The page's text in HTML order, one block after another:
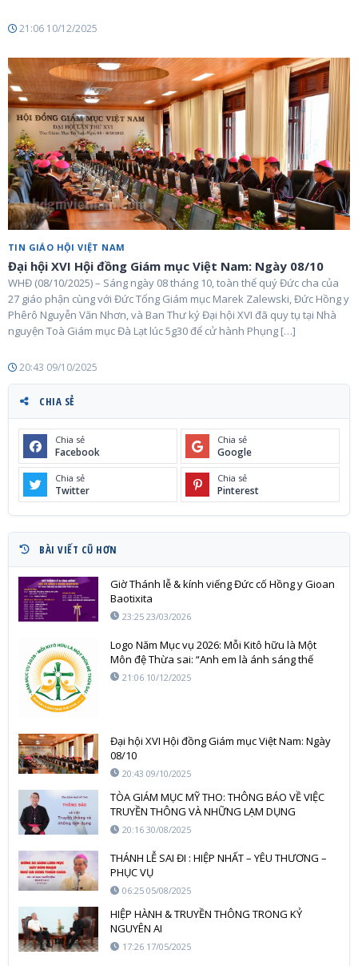
21:06 10/12/2025
TIN GIÁO HỘI VIỆT NAM
Đại hội XVI Hội đồng Giám mục Việt Nam: Ngày 08/10
WHĐ (08/10/2025) – Sáng ngày 08 tháng 10, toàn thể quý Đức cha của
27 giáo phận cùng với Đức Tổng Giám mục Marek Zalewski, Đức Hồng y
Phêrô Nguyễn Văn Nhơn, và Ban Thư ký Đại hội XVI đã quy tụ tại Nhà
nguyện Toà Giám mục Đà Lạt lúc 5g30 để cử hành Phụng […]
20:43 09/10/2025
CHIA SẺ
Chia sẻ
Facebook
Chia sẻ
Google
Chia sẻ
Twitter
Chia sẻ
Pinterest
BÀI VIẾT CŨ HƠN
Giờ Thánh lễ & kính viếng Đức cố Hồng y Gioan
Baotixita
23:25 23/03/2026
Logo Năm Mục vụ 2026: Mỗi Kitô hữu là Một
Môn đệ Thừa sai: “Anh em là ánh sáng thế
gian” (Mt 5,14)
21:06 10/12/2025
Đại hội XVI Hội đồng Giám mục Việt Nam: Ngày
08/10
20:43 09/10/2025
TÒA GIÁM MỤC MỸ THO: THÔNG BÁO VỀ VIỆC
TRUYỀN THÔNG VÀ NHỮNG LẠM DỤNG
20:16 30/08/2025
THÁNH LỄ SAI ĐI : HIỆP NHẤT – YÊU THƯƠNG –
PHỤC VỤ
06:25 05/08/2025
HIỆP HÀNH & TRUYỀN THÔNG TRONG KỶ
NGUYÊN AI
17:26 17/05/2025